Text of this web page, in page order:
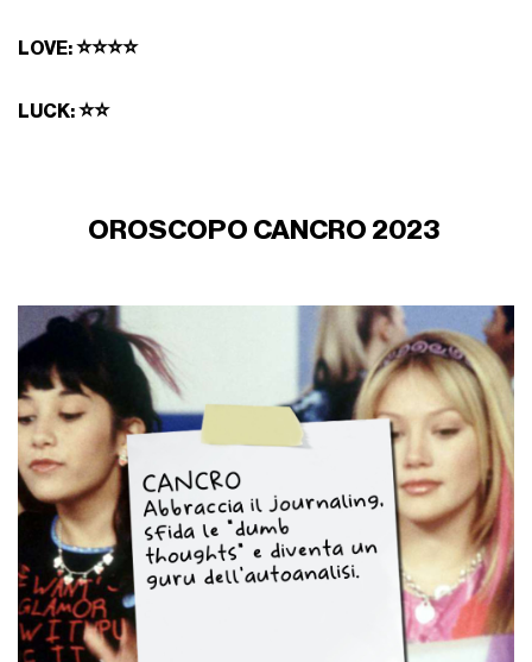
LOVE:⭐⭐⭐⭐
LUCK:⭐⭐
OROSCOPO CANCRO 2023